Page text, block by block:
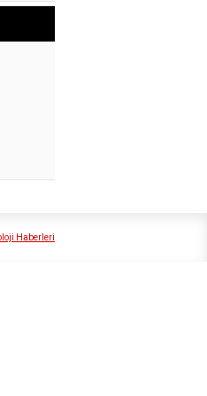
Haberleri